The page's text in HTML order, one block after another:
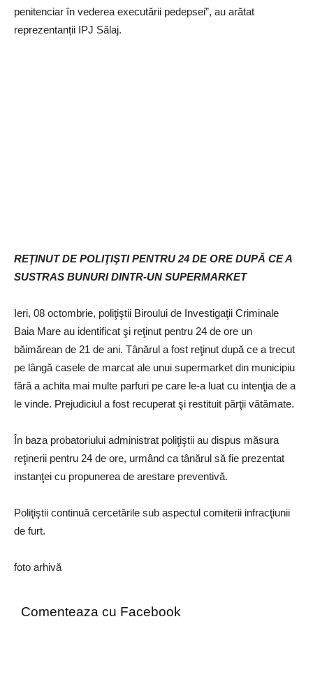
penitenciar în vederea executării pedepsei”, au arătat
reprezentanții IPJ Sălaj.
REŢINUT DE POLIŢIŞTI PENTRU 24 DE ORE DUPĂ CE A
SUSTRAS BUNURI DINTR-UN SUPERMARKET
Ieri, 08 octombrie, poliţiştii Biroului de Investigaţii Criminale
Baia Mare au identificat şi reţinut pentru 24 de ore un
băimărean de 21 de ani. Tânărul a fost reţinut după ce a trecut
pe lângă casele de marcat ale unui supermarket din municipiu
fără a achita mai multe parfuri pe care le-a luat cu intenţia de a
le vinde. Prejudiciul a fost recuperat şi restituit părţii vătămate.
În baza probatoriului administrat poliţiştii au dispus măsura
reţinerii pentru 24 de ore, urmând ca tânărul să fie prezentat
instanţei cu propunerea de arestare preventivă.
Poliţiştii continuă cercetările sub aspectul comiterii infracţiunii
de furt.
foto arhivă
Comenteaza cu Facebook